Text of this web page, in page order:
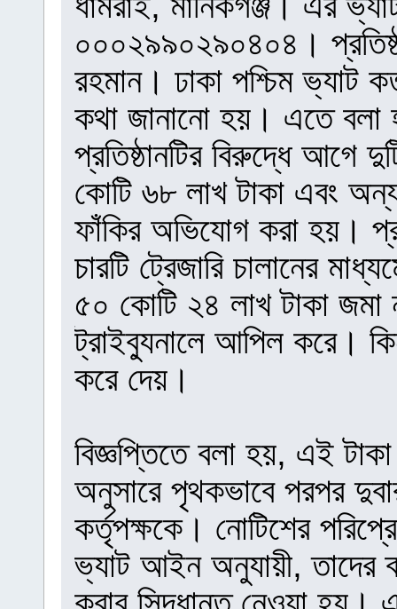
০০০২৯৯০২৯০৪০৪।
রহমান। ঢাকা পশ্চিম ভ্যাট
কথা জানানো হয়। এতে বলা
প্রতিষ্ঠানটির বিরুদ্ধে আগে
কোটি ৬৮ লাখ টাকা এবং
ফাঁকির অভিযোগ করা হয়।
চারটি ট্রেজারি চালানের
৫০ কোটি ২৪ লাখ টাকা জমা
ট্রাইব্যুনালে আপিল করে।
করে দেয়।
বিজ্ঞপ্তিতে বলা হয়, এই
অনুসারে পৃথকভাবে পরপর
কর্তৃপক্ষকে। নোটিশের
ভ্যাট আইন অনুযায়ী, তাদের